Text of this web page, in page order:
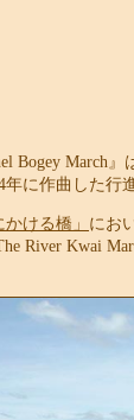
Bogey March』
に作曲した行
ける橋」 にお
River Kwai